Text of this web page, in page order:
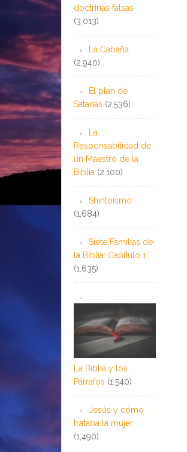
doctrinas falsas
(3,013)
La Cabaña
(2,940)
El plan de
Satanás (2,536)
La
Responsabilidad de
un Maestro de la
Biblia (2,100)
Shintoísmo
(1,684)
Siete Familias de
la Biblia: Capítulo 1
(1,635)
La Biblia y los
Párrafos (1,540)
Jesús y cómo
trataba la mujer
(1,490)